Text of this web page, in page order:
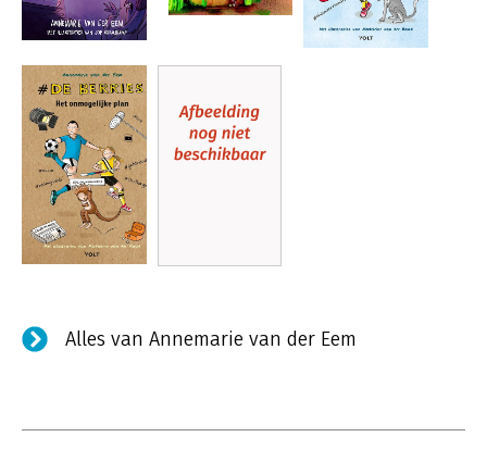
Alles van Annemarie van der Eem